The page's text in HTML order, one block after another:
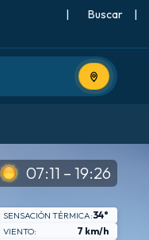
| |
Usa tu
07:11 – 19:26
SENSACIÓN TÉRMICA:34°
VIENTO: 7 km/h